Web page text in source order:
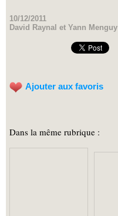
10/12/2011
David Raynal et Yann Menguy
Ajouter aux favoris
Dans la même rubrique :